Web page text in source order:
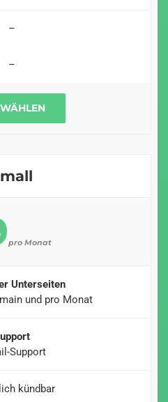
–
–
pro Monat
Unterseiten
und pro Monat
Support
kündbar